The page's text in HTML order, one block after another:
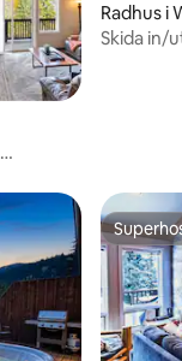
Radhus i
Skida in/